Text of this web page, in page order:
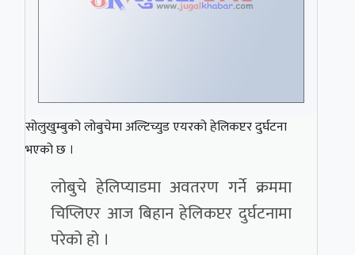
सोलुखुम्बुको लोबुचेमा अल्टिच्युड एयरको हेलिकप्टर दुर्घटना
भएको छ ।
लोबुचे हेलिप्याडमा अवतरण गर्ने क्रममा
चिप्लिएर आज बिहान हेलिकप्टर दुर्घटनामा
परेको हो ।